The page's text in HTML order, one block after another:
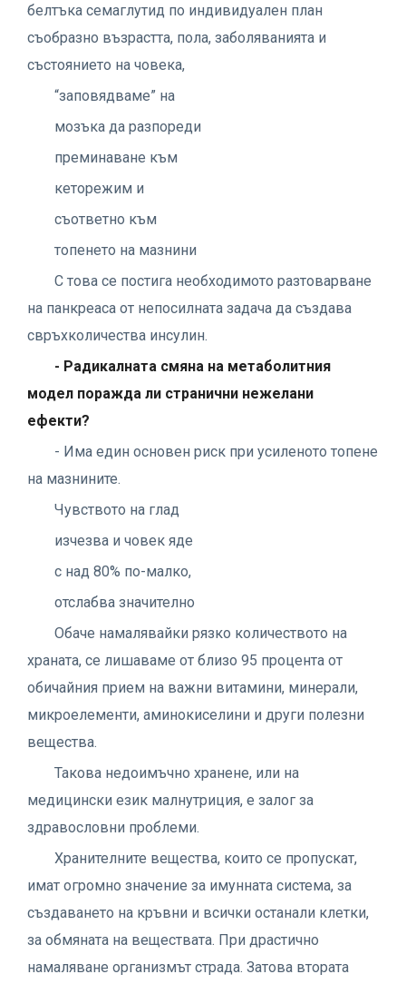
белтъка семаглутид по индивидуален план
съобразно възрастта, пола, заболяванията и
състоянието на човека,
“заповядваме” на
мозъка да разпореди
преминаване към
кеторежим и
съответно към
топенето на мазнини
С това се постига необходимото разтоварване
на панкреаса от непосилната задача да създава
свръхколичества инсулин.
- Радикалната смяна на метаболитния
модел поражда ли странични нежелани
ефекти?
- Има един основен риск при усиленото топене
на мазнините.
Чувството на глад
изчезва и човек яде
с над 80% по-малко,
отслабва значително
Обаче намалявайки рязко количеството на
храната, се лишаваме от близо 95 процента от
обичайния прием на важни витамини, минерали,
микроелементи, аминокиселини и други полезни
вещества.
Такова недоимъчно хранене, или на
медицински език малнутриция, е залог за
здравословни проблеми.
Хранителните вещества, които се пропускат,
имат огромно значение за имунната система, за
създаването на кръвни и всички останали клетки,
за обмяната на веществата. При драстично
намаляване организмът страда. Затова втората